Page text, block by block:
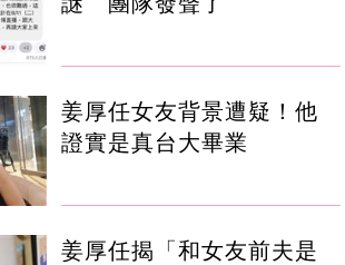
姜厚任女友背景遭疑！他
證實是真台大畢業
姜厚任揭「和女友前夫是